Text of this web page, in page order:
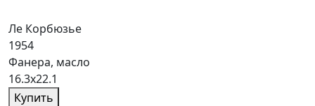
Ле Корбюзье
1954
Фанера, масло
16.3х22.1
Купить